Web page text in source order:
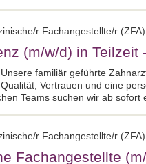
r Fachangestellte/r
(m/w/d) in Teilzeit
familiär geführte
Vertrauen und eine
Teams suchen wir ab sofort
r Fachangestellte/r
Fachangestellte